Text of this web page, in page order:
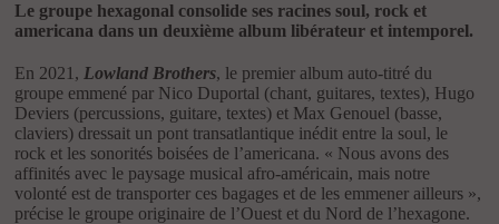
Le groupe hexagonal consolide ses racines soul, rock et
americana dans un deuxième album libérateur et intemporel.
En 2021, Lowland Brothers, le premier album auto-titré du
groupe emmené par Nico Duportal (chant, guitares, textes), Hugo
Deviers (percussions, guitare, textes) et Max Genouel (basse,
claviers) dressait un pont transatlantique inédit entre la soul, le
rock et les sonorités boisées de l’americana. « Nous avons des
affinités avec le paysage musical afro-américain, mais notre
volonté est de transporter ces bagages et de les emmener ailleurs »,
précise le groupe originaire de l’Ouest et du Nord de l’hexagone.